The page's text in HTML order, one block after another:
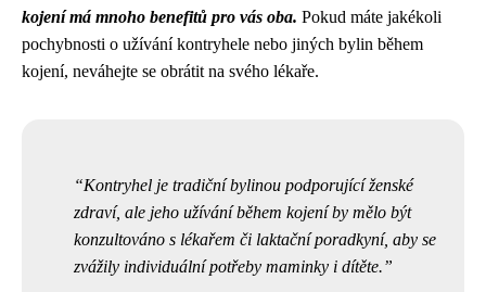
kojení má mnoho benefitů pro vás oba. Pokud máte jakékoli
pochybnosti o užívání kontryhele nebo jiných bylin během
kojení, neváhejte se obrátit na svého lékaře.
Kontryhel je tradiční bylinou podporující ženské
zdraví, ale jeho užívání během kojení by mělo být
konzultováno s lékařem či laktační poradkyní, aby se
zvážily individuální potřeby maminky i dítěte.